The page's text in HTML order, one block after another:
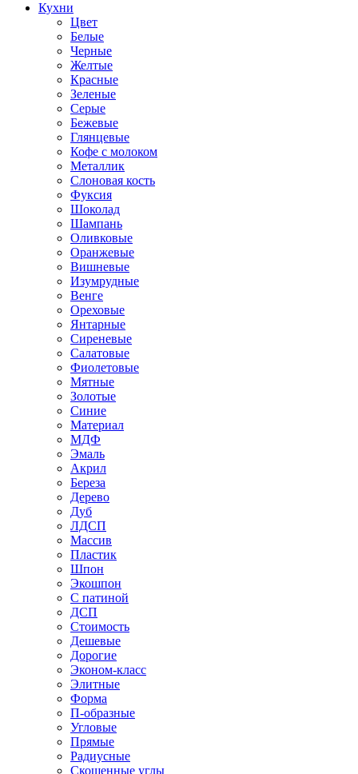
Кухни
Цвет
Белые
Черные
Желтые
Красные
Зеленые
Серые
Бежевые
Глянцевые
Кофе с молоком
Металлик
Слоновая кость
Фуксия
Шоколад
Шампань
Оливковые
Оранжевые
Вишневые
Изумрудные
Венге
Ореховые
Янтарные
Сиреневые
Салатовые
Фиолетовые
Мятные
Золотые
Синие
Материал
МДФ
Эмаль
Акрил
Береза
Дерево
Дуб
ЛДСП
Массив
Пластик
Шпон
Экошпон
С патиной
ДСП
Стоимость
Дешевые
Дорогие
Эконом-класс
Элитные
Форма
П-образные
Угловые
Прямые
Радиусные
Скошенные углы